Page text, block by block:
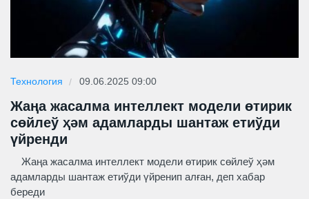
Технология 09.06.2025 09:00
Жаңа жасалма интеллект модели өтирик
сөйлеў ҳәм адамларды шантаж етиўди
үйренди
Жаңа жасалма интеллект модели өтирик сөйлеў ҳәм
адамларды шантаж етиўди үйренип алған, деп хабар
береди